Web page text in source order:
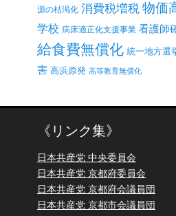
源の枯渇化 消費税増税 物価
学校 病床適正化支援事業 看護師
給食費無償化 統一地方選
害 高浜原発 高等教育無償化
《リンク集》
日本共産党 中央委員会
日本共産党 京都府委員会
日本共産党 京都府会議員団
日本共産党 京都市会議員団